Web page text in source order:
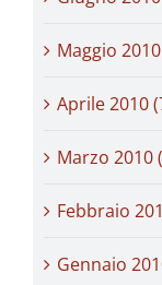
Maggio
Aprile 2010
Marzo 2010
Febbraio
Gennaio